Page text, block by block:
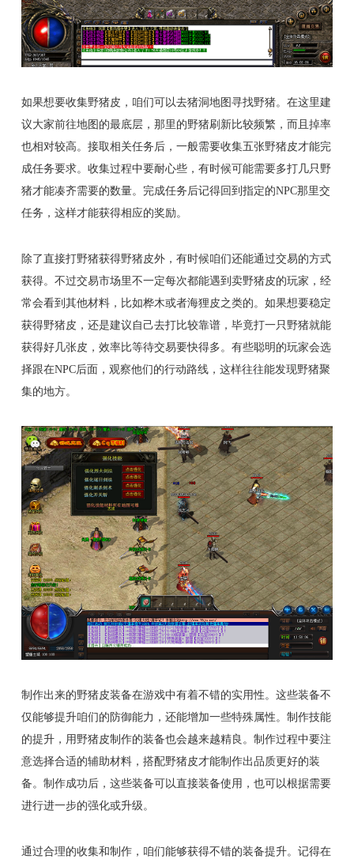
如果想要收集野猪皮，咱们可以去猪洞地图寻找野猪。在这里建
议大家前往地图的最底层，那里的野猪刷新比较频繁，而且掉率
也相对较高。接取相关任务后，一般需要收集五张野猪皮才能完
成任务要求。收集过程中要耐心些，有时候可能需要多打几只野
猪才能凑齐需要的数量。完成任务后记得回到指定的NPC那里交
任务，这样才能获得相应的奖励。
除了直接打野猪获得野猪皮外，有时候咱们还能通过交易的方式
获得。不过交易市场里不一定每次都能遇到卖野猪皮的玩家，经
常会看到其他材料，比如桦木或者海狸皮之类的。如果想要稳定
获得野猪皮，还是建议自己去打比较靠谱，毕竟打一只野猪就能
获得好几张皮，效率比等待交易要快得多。有些聪明的玩家会选
择跟在NPC后面，观察他们的行动路线，这样往往能发现野猪聚
集的地方。
制作出来的野猪皮装备在游戏中有着不错的实用性。这些装备不
仅能够提升咱们的防御能力，还能增加一些特殊属性。制作技能
的提升，用野猪皮制作的装备也会越来越精良。制作过程中要注
意选择合适的辅助材料，搭配野猪皮才能制作出品质更好的装
备。制作成功后，这些装备可以直接装备使用，也可以根据需要
进行进一步的强化或升级。
通过合理的收集和制作，咱们能够获得不错的装备提升。记得在